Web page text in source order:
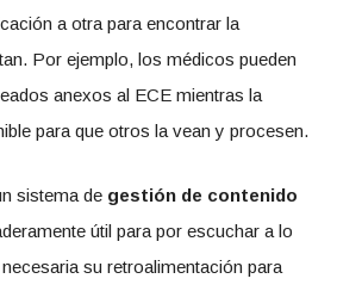
a otra para encontrar la
Por ejemplo, los médicos pueden
anexos al ECE mientras la
para que otros la vean y procesen.
sistema de gestión de contenido
útil para por escuchar a lo
su retroalimentación para